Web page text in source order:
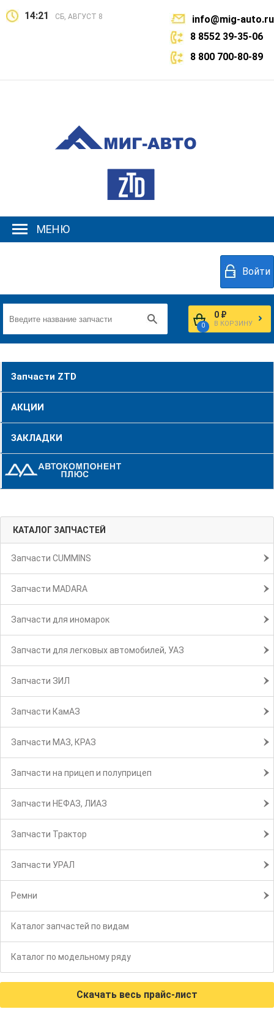
14:21 СБ, АВГУСТ 8
info@mig-auto.ru
8 8552 39-35-06
8 800 700-80-89
МЕНЮ
Войти
0
0 ₽
В КОРЗИНУ
Запчасти ZTD
АКЦИИ
ЗАКЛАДКИ
КАТАЛОГ ЗАПЧАСТЕЙ
Запчасти CUMMINS
Запчасти MADARA
Запчасти для иномарок
Запчасти для легковых автомобилей, УАЗ
Запчасти ЗИЛ
Запчасти КамАЗ
Запчасти МАЗ, КРАЗ
Запчасти на прицеп и полуприцеп
Запчасти НЕФАЗ, ЛИАЗ
Запчасти Трактор
Запчасти УРАЛ
Ремни
Каталог запчастей по видам
Каталог по модельному ряду
Скачать весь прайс-лист